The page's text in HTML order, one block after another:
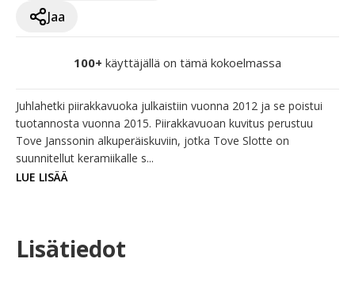
Jaa
100+ käyttäjällä on tämä kokoelmassa
Juhlahetki piirakkavuoka julkaistiin vuonna 2012 ja se poistui
tuotannosta vuonna 2015. Piirakkavuoan kuvitus perustuu
Tove Janssonin alkuperäiskuviin, jotka Tove Slotte on
suunnitellut keramiikalle s...
LUE LISÄÄ
Lisätiedot